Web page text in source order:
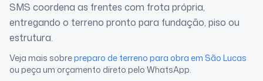
SMS coordena as frentes com frota própria,
entregando o terreno pronto para fundação, piso ou
estrutura.
Veja mais sobrepreparo de terreno para obra em São Lucas
ou peça um orçamento direto pelo WhatsApp.